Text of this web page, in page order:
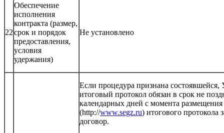
22
Обеспечение
исполнения
контракта (размер,
срок и порядок
предоставления,
условия
удержания)
Не установлено
Если процедура признана
итоговый протокол обязан в срок не
календарных дней с момента размещения
(http://www.segz.ru) итогового протокола
договор.